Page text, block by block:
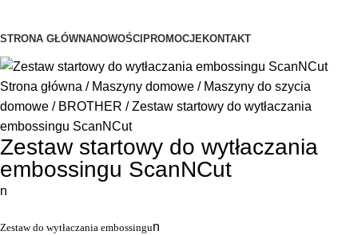
STRONA GŁÓWNANOWOŚCI PROMOCJEKONTAKT
Strona główna Maszyny domowe
Maszyny do szycia
domowe
BROTHER
Zestaw startowy do wytłaczania
embossingu ScanNCut
Zestaw startowy do wytłaczania
embossingu ScanNCut
n
Zestaw do wytłaczania embossingun